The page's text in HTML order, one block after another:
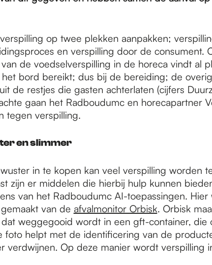
op twee plekken aanpakken;
en verspilling door de consument.
de voedselverspilling in de horeca vindt al
bord bereikt; dus bij de bereiding; de
de restjes die gasten achterlaten (cijfers
gaan het Radboudumc en horecapartner
tegen verspilling.
en slimmer
in te kopen kan veel verspilling worden
zijn er middelen die hierbij hulp kunnen
van het Radboudumc AI-toepassingen. Hier
van de afvalmonitor Orbisk. Orbisk
weggegooid wordt in een gft-container, die
foto helpt met de identificering van de
verdwijnen. Op deze manier wordt verspilling